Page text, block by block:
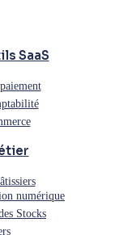
SaaS
numérique
Stocks